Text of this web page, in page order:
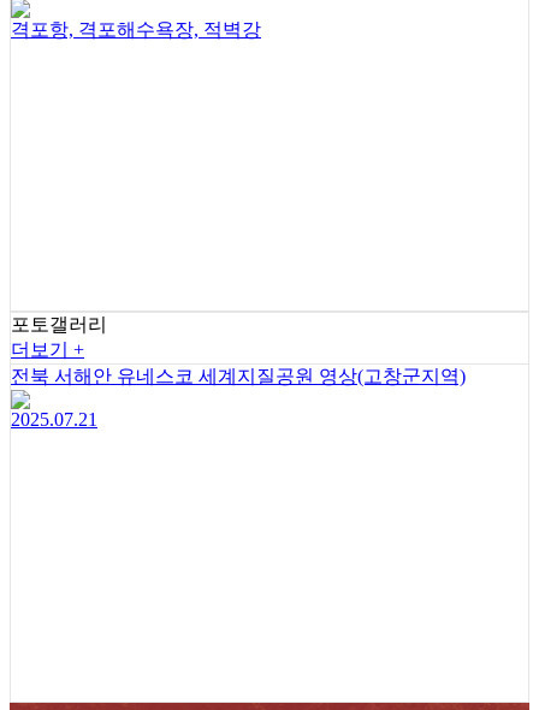
격포항, 격포해수욕장, 적벽강
포토갤러리
더보기 +
전북 서해안 유네스코 세계지질공원 영상(고창군지역)
2025.07.21